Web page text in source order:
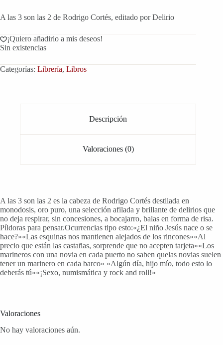
A las 3 son las 2 de Rodrigo Cortés, editado por Delirio
¡Quiero añadirlo a mis deseos!
Sin existencias
Categorías: Librería, Libros
Descripción
Valoraciones (0)
A las 3 son las 2 es la cabeza de Rodrigo Cortés destilada en
monodosis, oro puro, una selección afilada y brillante de delirios que
no deja respirar, sin concesiones, a bocajarro, balas en forma de risa.
Píldoras para pensar.Ocurrencias tipo esto:«¿El niño Jesús nace o se
hace?»«Las esquinas nos mantienen alejados de los rincones»«Al
precio que están las castañas, sorprende que no acepten tarjeta»«Los
marineros con una novia en cada puerto no saben quelas novias suelen
tener un marinero en cada barco» «Algún día, hijo mío, todo esto lo
deberás tú»«¡Sexo, numismática y rock and roll!»
Valoraciones
No hay valoraciones aún.